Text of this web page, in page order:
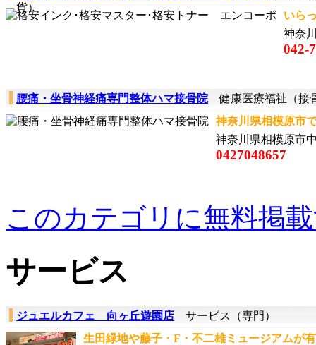
貨）
いら
神奈
042-
腰痛・坐骨神経痛専門整体ハマ接骨院健康医療福祉（接
神奈川県相模原市
神奈川県相模原市
0427048657
このカテゴリに無料掲
サービス
ジュエルカフェ 向ヶ丘遊園店 サービス（専門）
生田緑地や藤子・F・不二雄ミュージアムが